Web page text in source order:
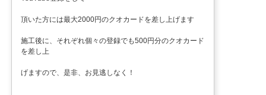
頂いた方には最大2000円のクオカードを差し上げます
施工後に、それぞれ個々の登録でも500円分のクオカード
を差し上
げますので、是非、お見逃しなく！